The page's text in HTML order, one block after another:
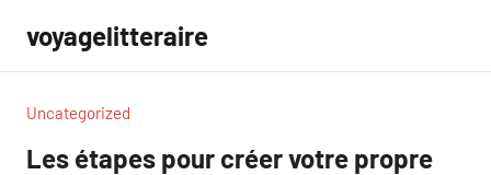
contenu
voyagelitteraire
Uncategorized
Les étapes pour créer votre propre